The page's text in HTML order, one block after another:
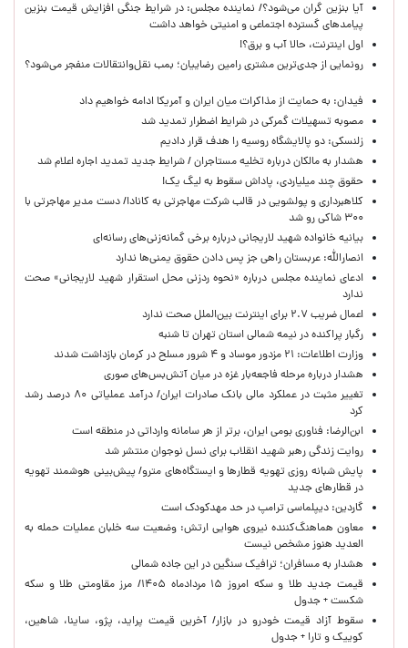
آیا بنزین گران می‌شود؟/ نماینده مجلس: در شرایط جنگی افزایش قیمت بنزین
پیامدهای گسترده اجتماعی و امنیتی خواهد داشت
اول اینترنت، حالا آب و برق؟!
رونمایی از جدی‌ترین مشتری رامین رضاییان؛ بمب نقل‌وانتقالات منفجر می‌شود؟
فیدان: به حمایت از مذاکرات میان ایران و آمریکا ادامه خواهیم داد
مصوبه تسهیلات گمرکی در شرایط اضطرار تمدید شد
زلنسکی: دو پالایشگاه روسیه را هدف قرار دادیم
هشدار به مالکان درباره تخلیه مستاجران / شرایط جدید تمدید اجاره اعلام شد
حقوق چند میلیاردی، پاداش سقوط به لیگ یک!
کلاهبرداری و پولشویی در قالب شرکت مهاجرتی به کانادا/ دست مدیر مهاجرتی با
۳۰۰ شاکی رو شد
بیانیه خانواده شهید لاریجانی درباره برخی گمانه‌زنی‌های رسانه‌ای
انصارالله: عربستان راهی جز پس دادن حقوق یمنی‌ها ندارد
ادعای نماینده مجلس درباره «نحوه ردزنی محل استقرار شهید لاریجانی» صحت
ندارد
اعمال ضریب ۲.۷ برای اینترنت بین‌الملل صحت ندارد
رگبار پراکنده در نیمه شمالی استان تهران تا شنبه
وزارت اطلاعات: ۲۱ مزدور موساد و ۴ شرور مسلح در کرمان بازداشت شدند
هشدار درباره مرحله فاجعه‌بار غزه در میان آتش‌بس‌های صوری
تغییر مثبت در عملکرد مالی بانک صادرات ایران/ درآمد عملیاتی ۸۰ درصد رشد
کرد
ابن‌الرضا: فناوری بومی ایران، برتر از هر سامانه وارداتی در منطقه است
روایت زندگی رهبر شهید انقلاب برای نسل نوجوان منتشر شد
پایش شبانه روزی تهویه قطارها و ایستگاه‌های مترو/ پیش‌بینی هوشمند تهویه
در قطارهای جدید
گاردین: دیپلماسی ترامپ در حد مهدکودک است
معاون هماهنگ‌کننده نیروی هوایی ارتش: وضعیت سه خلبان عملیات حمله به
العدید هنوز مشخص نیست
هشدار به مسافران؛ ترافیک سنگین در این جاده شمالی
قیمت جدید طلا و سکه امروز ۱۵ مردادماه ۱۴۰۵/ مرز مقاومتی طلا و سکه
شکست + جدول
سقوط آزاد قیمت خودرو در بازار/ آخرین قیمت پراید، پژو، ساینا، شاهین،
کوییک و تارا + جدول